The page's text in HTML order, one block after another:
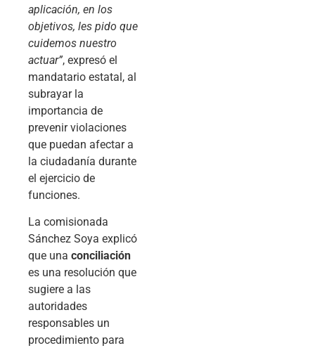
aplicación, en los
objetivos, les pido que
cuidemos nuestro
actuar”, expresó el
mandatario estatal, al
subrayar la
importancia de
prevenir violaciones
que puedan afectar a
la ciudadanía durante
el ejercicio de
funciones.
La comisionada
Sánchez Soya explicó
que una conciliación
es una resolución que
sugiere a las
autoridades
responsables un
procedimiento para